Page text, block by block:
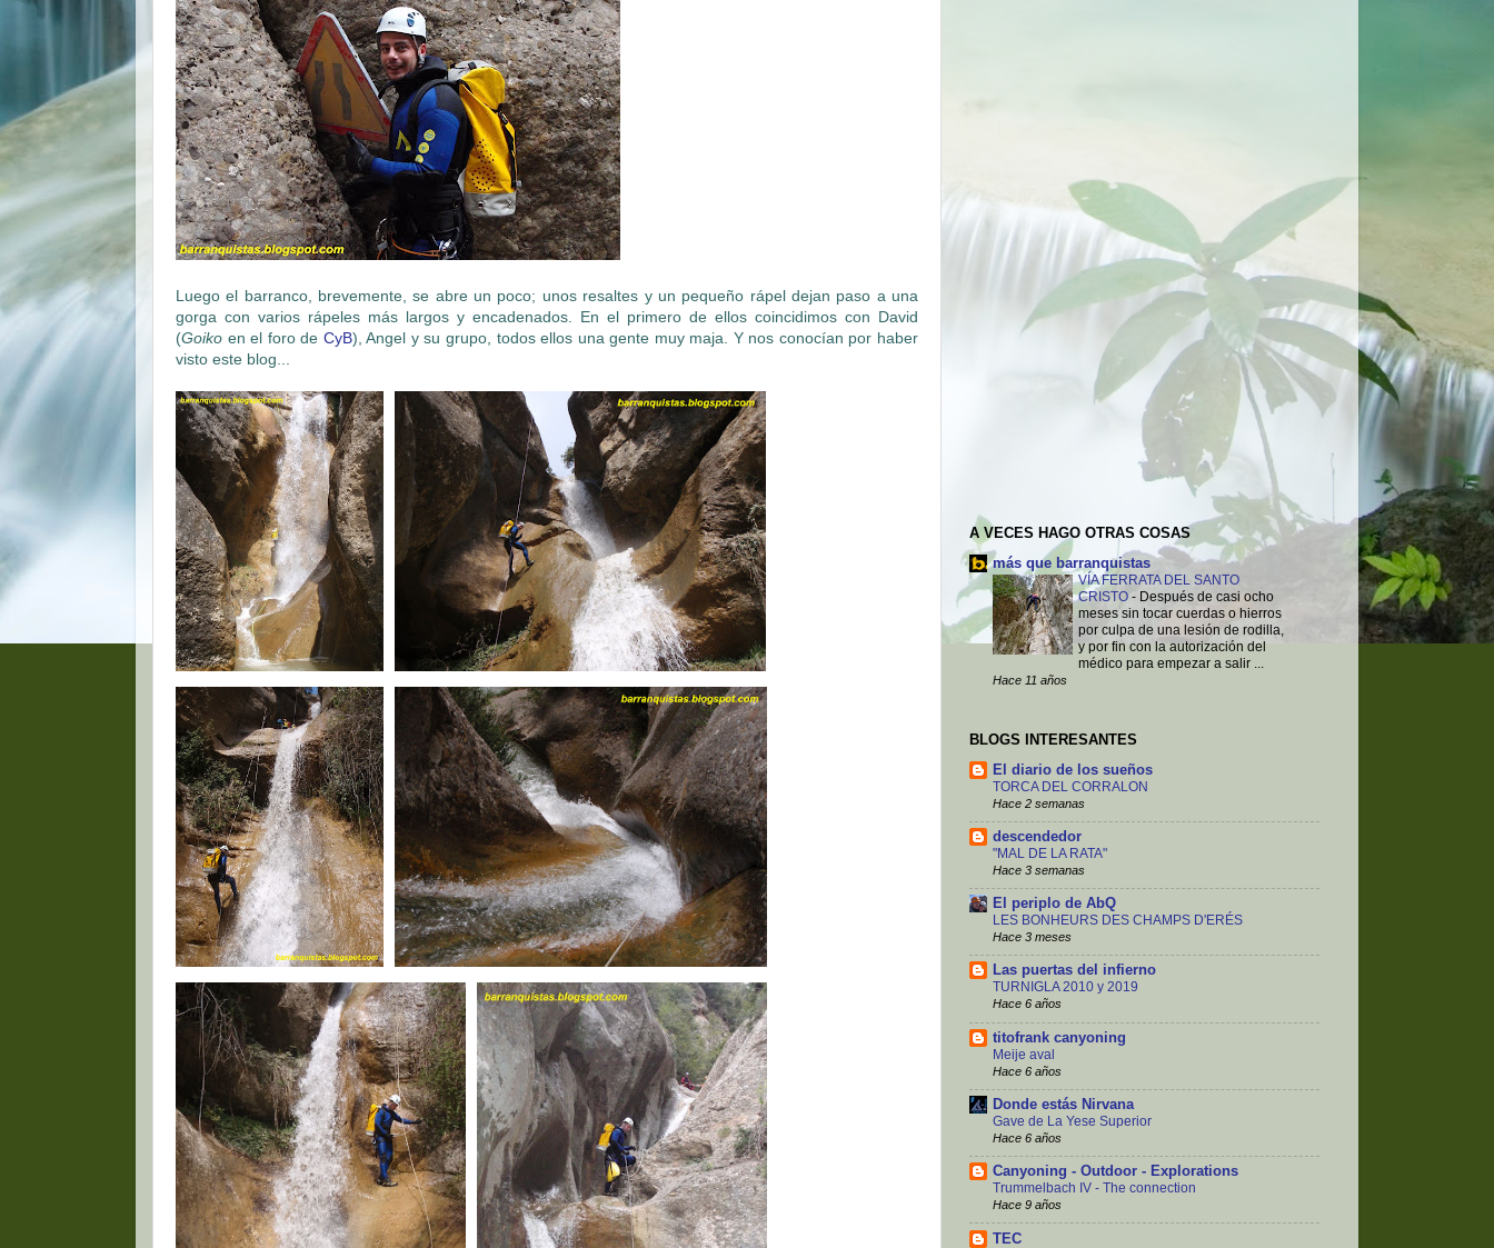
Luego el barranco, brevemente, se abre un poco; unos resaltes y un pequeño rápel dejan paso a una
gorga con varios rápeles más largos y encadenados. En el primero de ellos coincidimos con David
(Goiko en el foro de CyB), Angel y su grupo, todos ellos una gente muy maja. Y nos conocían por haber
visto este blog...
A VECES HAGO OTRAS COSAS
más que barranquistas
VÍA FERRATA DEL SANTO
CRISTO - Después de casi ocho
meses sin tocar cuerdas o hierros
por culpa de una lesión de rodilla,
y por fin con la autorización del
médico para empezar a salir ...
Hace 11 años
BLOGS INTERESANTES
El diario de los sueños
TORCA DEL CORRALON
Hace 2 semanas
descendedor
"MAL DE LA RATA"
Hace 3 semanas
El periplo de AbQ
LES BONHEURS DES CHAMPS D'ERÉS
Hace 3 meses
Las puertas del infierno
TURNIGLA 2010 y 2019
Hace 6 años
titofrank canyoning
Meije aval
Hace 6 años
Donde estás Nirvana
Gave de La Yese Superior
Hace 6 años
Canyoning - Outdoor - Explorations
Trummelbach IV - The connection
Hace 9 años
TEC